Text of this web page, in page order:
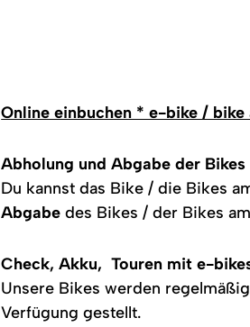
Online einbuchen * e-bike /
Abholung und Abgabe der Bikes
Du kannst das Bike / die Bikes
Abgabe des Bikes / der Bikes
Check, Akku, Touren mit e-
Unsere Bikes werden
Verfügung gestellt.